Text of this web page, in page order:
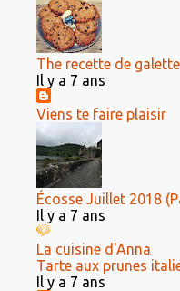
The recette de
Il y a 7 ans
Viens te faire plaisir
Écosse Juillet 2018
Il y a 7 ans
La cuisine d'Anna
Tarte aux prunes
Il y a 7 ans